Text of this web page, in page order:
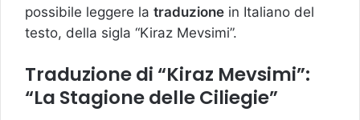
possibile leggere la traduzione in Italiano del
testo, della sigla “Kiraz Mevsimi”.
Traduzione di “Kiraz Mevsimi”:
“La Stagione delle Ciliegie”